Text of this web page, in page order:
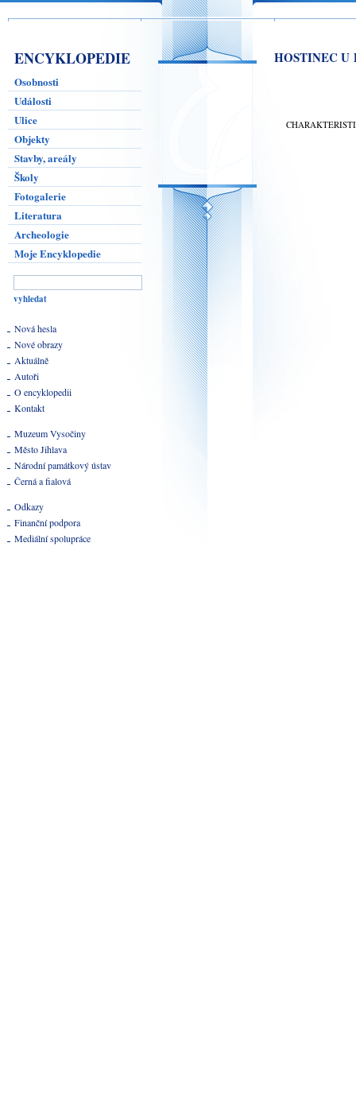
ENCYKLOPEDIE
Osobnosti
Události
Ulice
Objekty
Stavby, areály
Školy
Fotogalerie
Literatura
Archeologie
Moje Encyklopedie
Nová hesla
Nové obrazy
Aktuálně
Autoři
O encyklopedii
Kontakt
Muzeum Vysočiny
Město Jihlava
Národní památkový ústav
Černá a fialová
Odkazy
Finanční podpora
Mediální spolupráce
HOSTINEC